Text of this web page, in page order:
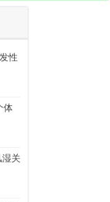
性
体
湿关